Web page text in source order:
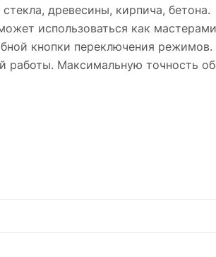
древесины, кирпича, бетона.
использоваться как
кнопки переключения режимов.
Максимальную точность